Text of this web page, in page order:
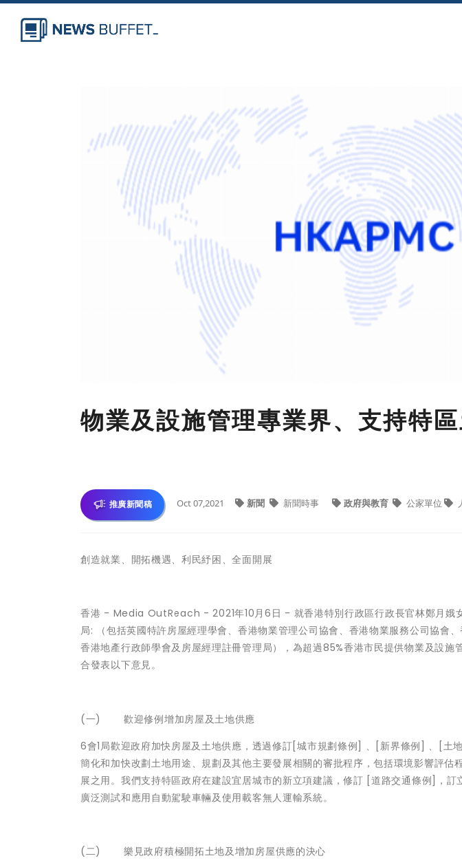
物業及設施管理專業界、支持特
推廣新聞稿 Oct 07,2021 新聞 新聞時事 政府與教育 公家單位
創造就業、開拓機遇、利民紓困、全面開展
香港 - Media OutReach - 2021年10月6日 - 就香港特別行政區行政長官林鄭月娥
局: （包括英國特許房屋經理學會、香港物業管理公司協會、香港物業服務公司協會
香港地產行政師學會及房屋經理註冊管理局），為超過85%香港市民提供物業及設
合發表以下意見。
(一) 歡迎修例增加房屋及土地供應
6會1局歡迎政府加快房屋及土地供應，透過修訂[城市規劃條例] 、[新界條例] 、[土
簡化和加快改劃土地用途、規劃及其他主要發展相關的審批程序，包括環境影響評估
展之用。我們支持特區政府在建設宜居城市的新立項建議，修訂 [道路交通條例]，訂
廣泛測試和應用自動駕駛車輛及使用載客無人運輸系統。
(二) 樂見政府積極開拓土地及增加房屋供應的決心